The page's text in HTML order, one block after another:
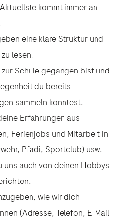
kommt immer an
eine klare Struktur und
lesen.
Schule gegangen bist und
du bereits
sammeln konntest.
Erfahrungen aus
Ferienjobs und Mitarbeit in
Pfadi, Sportclub) usw.
uns auch von deinen Hobbys
wie wir dich
(Adresse, Telefon, E-Mail-